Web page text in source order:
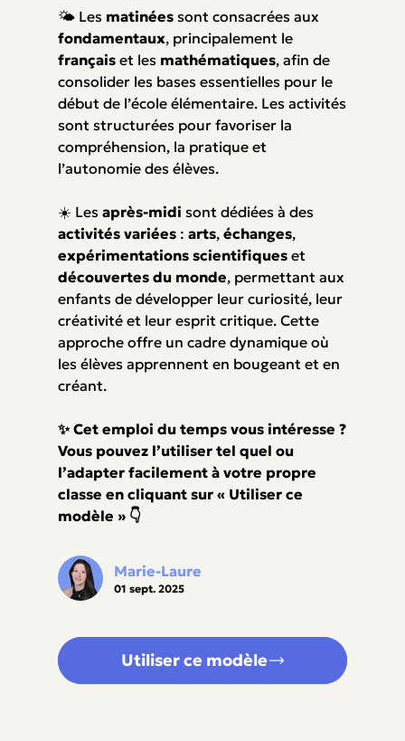
🌤️ Les matinées sont consacrées aux
fondamentaux, principalement le
français et les mathématiques, afin de
consolider les bases essentielles pour le
début de l’école élémentaire. Les activités
sont structurées pour favoriser la
compréhension, la pratique et
l’autonomie des élèves.
☀️ Les après-midi sont dédiées à des
activités variées : arts, échanges,
expérimentations scientifiques et
découvertes du monde, permettant aux
enfants de développer leur curiosité, leur
créativité et leur esprit critique. Cette
approche offre un cadre dynamique où
les élèves apprennent en bougeant et en
créant.
✨ Cet emploi du temps vous intéresse ?
Vous pouvez l’utiliser tel quel ou
l’adapter facilement à votre propre
classe en cliquant sur « Utiliser ce
modèle » 👇
Marie-Laure
01 sept. 2025
Utiliser ce modèle